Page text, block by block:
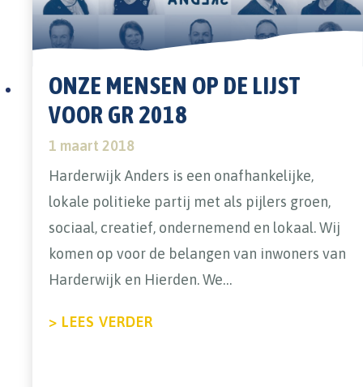
ONZE MENSEN OP DE LIJST
VOOR GR 2018
1 maart 2018
Harderwijk Anders is een onafhankelijke,
lokale politieke partij met als pijlers groen,
sociaal, creatief, ondernemend en lokaal. Wij
komen op voor de belangen van inwoners van
Harderwijk en Hierden. We…
> LEES VERDER